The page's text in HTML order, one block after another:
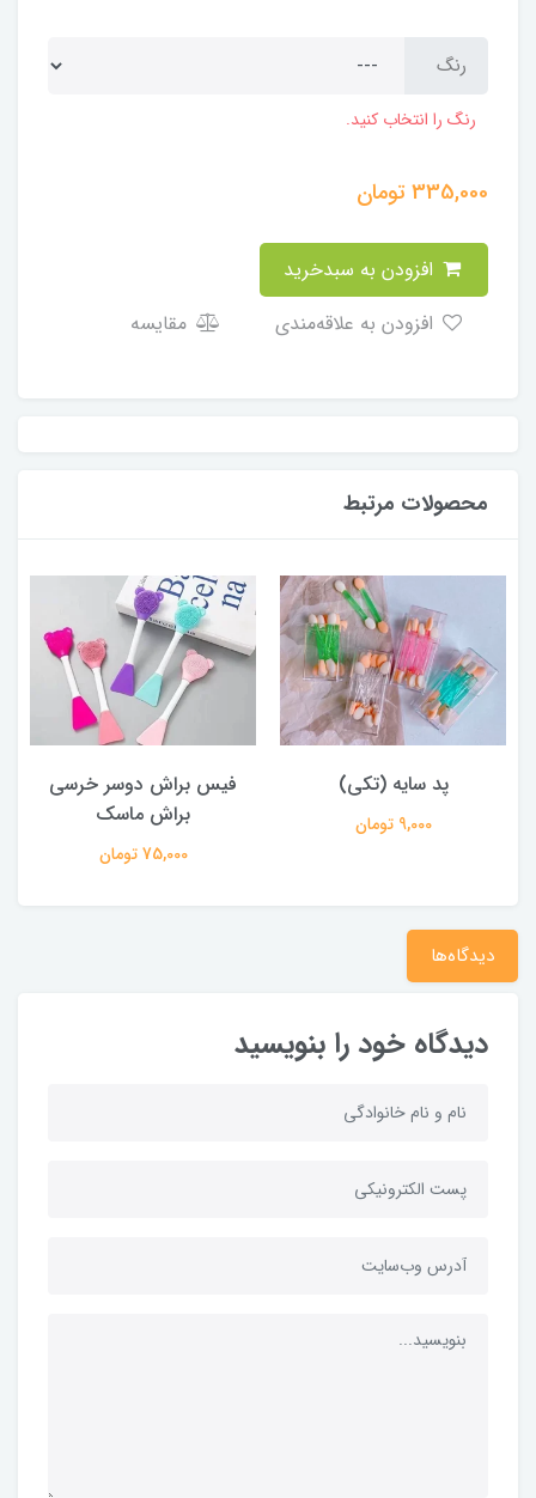
رنگ
رنگ را انتخاب کنید.
335,000تومان
مقایسه
محصولات مرتبط
پد سایه (تکی)
9,000 تومان
فیس براش دوسر خرسی
براش ماسک
75,000 تومان
دیدگاه‌ها
دیدگاه خود را بنویسید